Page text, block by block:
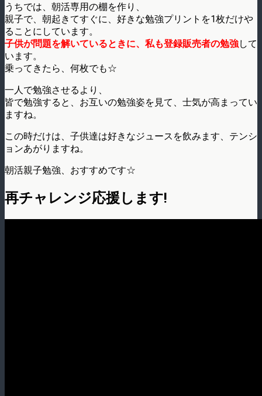
うちでは、朝活専用の棚を作り、
親子で、朝起きてすぐに、好きな勉強プリントを1枚だけや
ることにしています。
子供が問題を解いているときに、私も登録販売者の勉強して
います。
乗ってきたら、何枚でも☆
一人で勉強させるより、
皆で勉強すると、お互いの勉強姿を見て、士気が高まってい
ますね。
この時だけは、子供達は好きなジュースを飲みます、テンシ
ョンあがりますね。
朝活親子勉強、おすすめです☆
再チャレンジ応援します!